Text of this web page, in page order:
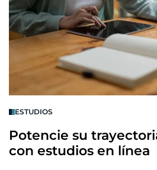
ESTUDIOS
Potencie su
con estudios en línea